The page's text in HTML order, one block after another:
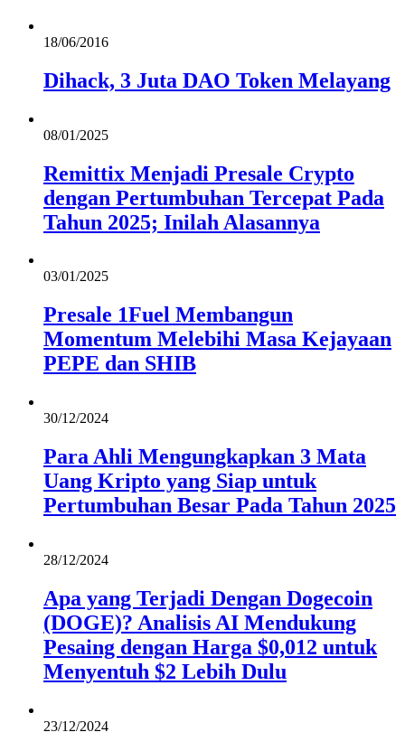
18/06/2016
Dihack, 3 Juta DAO Token Melayang
08/01/2025
Remittix Menjadi Presale Crypto
dengan Pertumbuhan Tercepat Pada
Tahun 2025; Inilah Alasannya
03/01/2025
Presale 1Fuel Membangun
Momentum Melebihi Masa Kejayaan
PEPE dan SHIB
30/12/2024
Para Ahli Mengungkapkan 3 Mata
Uang Kripto yang Siap untuk
Pertumbuhan Besar Pada Tahun 2025
28/12/2024
Apa yang Terjadi Dengan Dogecoin
(DOGE)? Analisis AI Mendukung
Pesaing dengan Harga $0,012 untuk
Menyentuh $2 Lebih Dulu
23/12/2024